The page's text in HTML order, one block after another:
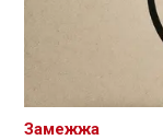
Замежжа